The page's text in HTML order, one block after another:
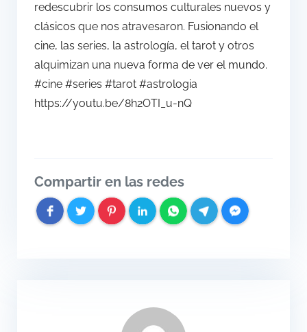
redescubrir los consumos culturales nuevos y
clásicos que nos atravesaron. Fusionando el
cine, las series, la astrología, el tarot y otros
alquimizan una nueva forma de ver el mundo.
#cine #series #tarot #astrologia
https://youtu.be/8h2OTI_u-nQ
Compartir en las redes